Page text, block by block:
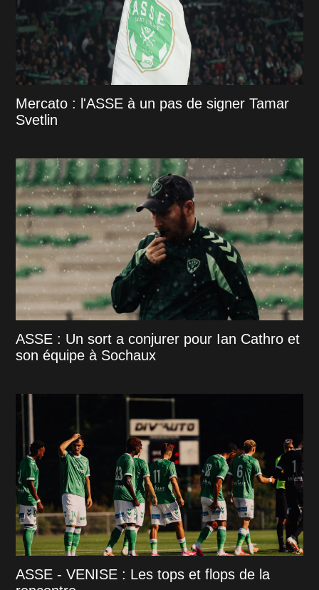
Mercato : l'ASSE à un pas de signer Tamar
Svetlin
ASSE : Un sort a conjurer pour Ian Cathro et
son équipe à Sochaux
ASSE - VENISE : Les tops et flops de la